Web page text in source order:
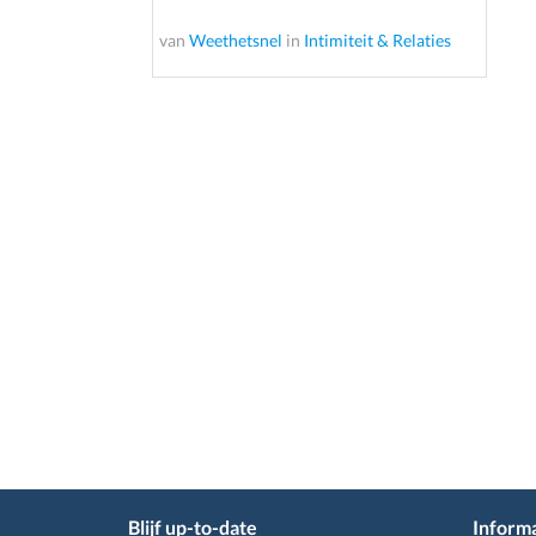
van Weethetsnel in Intimiteit & Relaties
Blijf up-to-date